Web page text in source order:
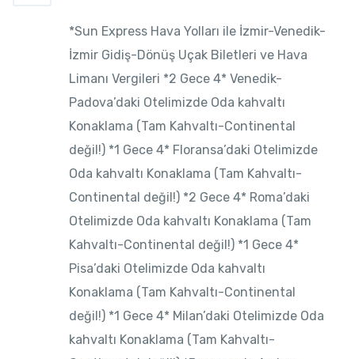
*Sun Express Hava Yolları ile İzmir-Venedik-
İzmir Gidiş-Dönüş Uçak Biletleri ve Hava
Limanı Vergileri *2 Gece 4* Venedik-
Padova’daki Otelimizde Oda kahvaltı
Konaklama (Tam Kahvaltı-Continental
değil!) *1 Gece 4* Floransa’daki Otelimizde
Oda kahvaltı Konaklama (Tam Kahvaltı-
Continental değil!) *2 Gece 4* Roma’daki
Otelimizde Oda kahvaltı Konaklama (Tam
Kahvaltı-Continental değil!) *1 Gece 4*
Pisa’daki Otelimizde Oda kahvaltı
Konaklama (Tam Kahvaltı-Continental
değil!) *1 Gece 4* Milan’daki Otelimizde Oda
kahvaltı Konaklama (Tam Kahvaltı-